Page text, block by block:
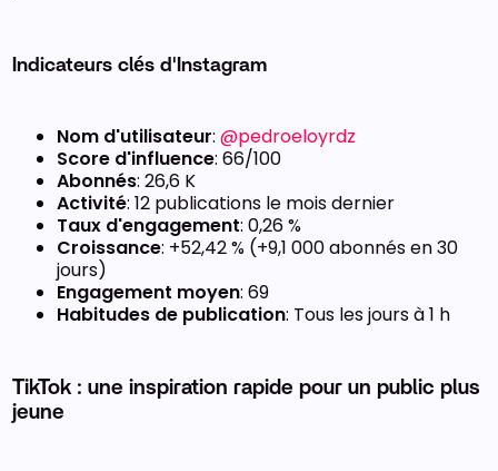
Indicateurs clés d'Instagram
Nom d'utilisateur:@pedroeloyrdz
Score d'influence: 66/100
Abonnés: 26,6 K
Activité: 12 publications le mois dernier
Taux d'engagement: 0,26 %
Croissance: +52,42 % (+9,1 000 abonnés en 30
jours)
Engagement moyen: 69
Habitudes de publication: Tous les jours à 1 h
TikTok : une inspiration rapide pour un public plus
jeune